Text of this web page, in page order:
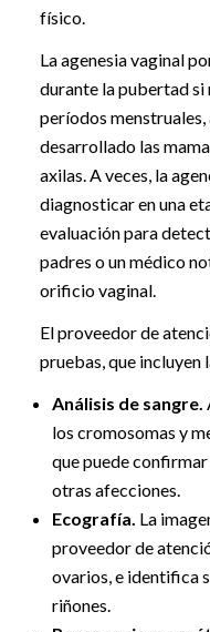
físico.
La agenesia vaginal
durante la pubertad si
períodos menstruales,
desarrollado las
axilas. A veces, la
diagnosticar en una
evaluación para
padres o un médico
orificio vaginal.
El proveedor de
pruebas, que incluyen
Análisis de sangre.
los cromosomas y
que puede
otras afecciones.
Ecografía. La
proveedor de
ovarios, e identifica
riñones.